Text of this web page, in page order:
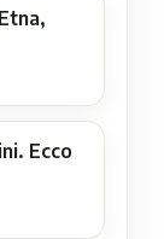
Ecco